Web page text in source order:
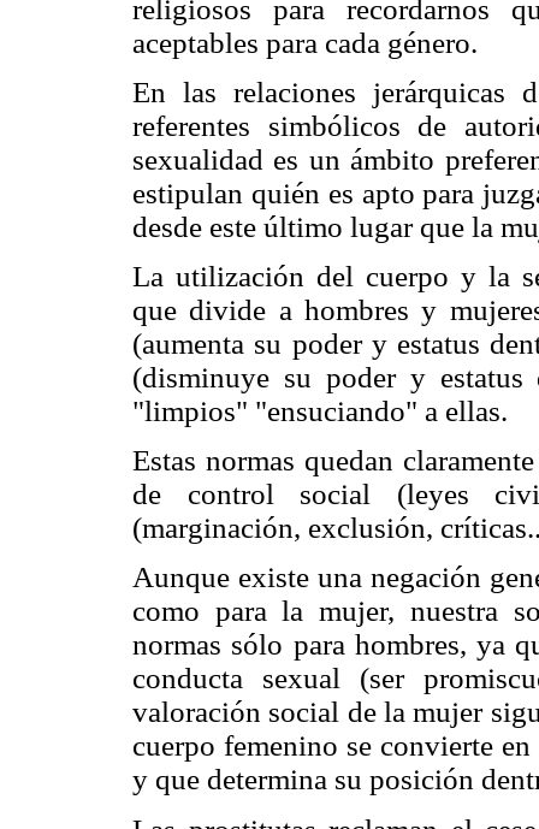
religiosos para recordarnos
aceptables para cada género.
En las relaciones jerárquicas
referentes simbólicos de
sexualidad es un ámbito
estipulan quién es apto para
desde este último lugar que la
La utilización del cuerpo y la
que divide a hombres y
(aumenta su poder y estatus
(disminuye su poder y
"limpios" "ensuciando" a ellas.
Estas normas quedan
de control social (leyes
(marginación, exclusión,
Aunque existe una negación
como para la mujer, nuestra
normas sólo para hombres, ya
conducta sexual (ser
valoración social de la mujer
cuerpo femenino se convierte
y que determina su posición